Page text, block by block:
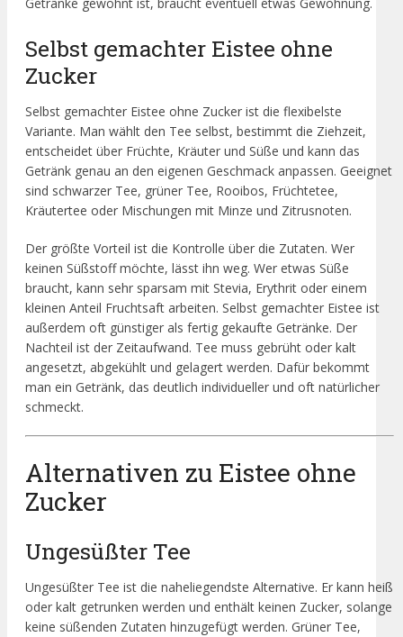
Selbst gemachter Eistee ohne
Zucker
Selbst gemachter Eistee ohne Zucker ist die flexibelste
Variante. Man wählt den Tee selbst, bestimmt die Ziehzeit,
entscheidet über Früchte, Kräuter und Süße und kann das
Getränk genau an den eigenen Geschmack anpassen. Geeignet
sind schwarzer Tee, grüner Tee, Rooibos, Früchtetee,
Kräutertee oder Mischungen mit Minze und Zitrusnoten.
Der größte Vorteil ist die Kontrolle über die Zutaten. Wer
keinen Süßstoff möchte, lässt ihn weg. Wer etwas Süße
braucht, kann sehr sparsam mit Stevia, Erythrit oder einem
kleinen Anteil Fruchtsaft arbeiten. Selbst gemachter Eistee ist
außerdem oft günstiger als fertig gekaufte Getränke. Der
Nachteil ist der Zeitaufwand. Tee muss gebrüht oder kalt
angesetzt, abgekühlt und gelagert werden. Dafür bekommt
man ein Getränk, das deutlich individueller und oft natürlicher
schmeckt.
Alternativen zu Eistee ohne
Zucker
Ungesüßter Tee
Ungesüßter Tee ist die naheliegendste Alternative. Er kann heiß
oder kalt getrunken werden und enthält keinen Zucker, solange
keine süßenden Zutaten hinzugefügt werden. Grüner Tee,